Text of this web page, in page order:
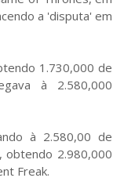
a 'disputa' em
1.730,000 de
à 2.580,000
à 2.580,00 de
obtendo 2.980,000
Freak.